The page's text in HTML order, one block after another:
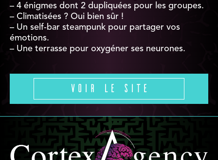
– 4 énigmes dont 2 dupliquées pour les groupes.
– Climatisées ? Oui bien sûr !
– Un self-bar steampunk pour partager vos
émotions.
– Une terrasse pour oxygéner ses neurones.
Voir le site